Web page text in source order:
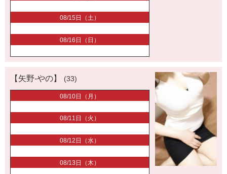
08/15日（土）
08/16日（日）
【矢野-やの】 (33)
08/10日（月）
08/11日（火）
08/12日（水）
08/13日（木）